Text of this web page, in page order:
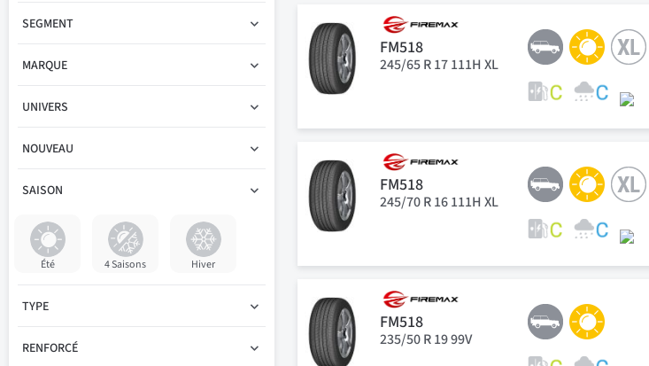
FM518
245/65 R 17 111H XL
FM518
245/70 R 16 111H XL
FM518
235/50 R 19 99V
SEGMENT
MARQUE
UNIVERS
NOUVEAU
SAISON
Été 4 Saisons Hiver
TYPE
RENFORCÉ